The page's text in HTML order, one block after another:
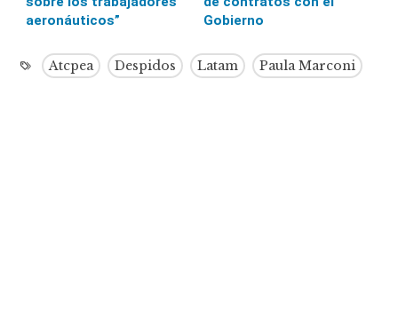
aeronáuticos”
Gobierno
Atcpea Despidos Latam Paula Marconi